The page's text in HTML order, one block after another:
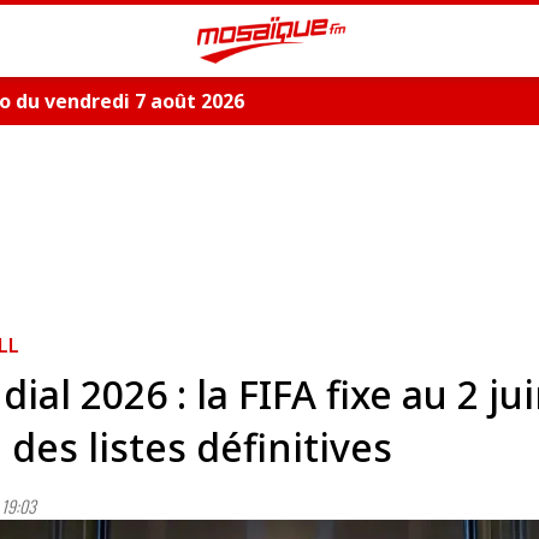
du vendredi 7 août 2026
2026 : la FIFA fixe au 2
des listes définitives